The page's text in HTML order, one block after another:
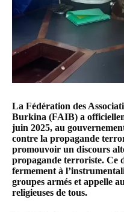
La Fédération des
Burkina (FAIB) a
juin 2025, au
contre la propagande
promouvoir un discours
propagande terroriste. Ce
fermement à
groupes armés et appelle
religieuses de tous.